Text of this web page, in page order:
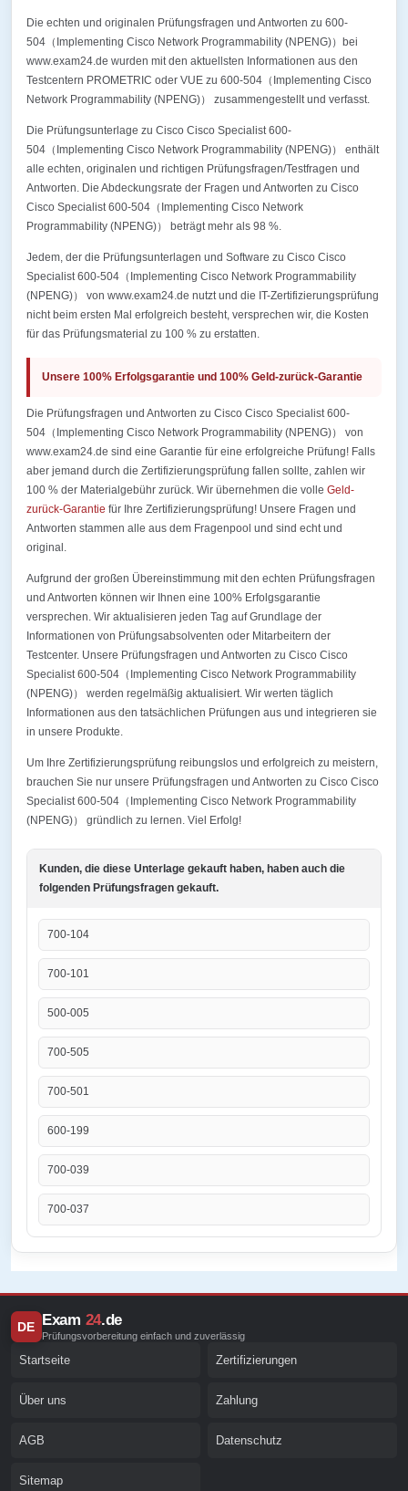
Die echten und originalen Prüfungsfragen und Antworten zu 600-
504（Implementing Cisco Network Programmability (NPENG)）bei
www.exam24.de wurden mit den aktuellsten Informationen aus den
Testcentern PROMETRIC oder VUE zu 600-504（Implementing Cisco
Network Programmability (NPENG)） zusammengestellt und verfasst.
Die Prüfungsunterlage zu Cisco Cisco Specialist 600-
504（Implementing Cisco Network Programmability (NPENG)） enthält
alle echten, originalen und richtigen Prüfungsfragen/Testfragen und
Antworten. Die Abdeckungsrate der Fragen und Antworten zu Cisco
Cisco Specialist 600-504（Implementing Cisco Network
Programmability (NPENG)） beträgt mehr als 98 %.
Jedem, der die Prüfungsunterlagen und Software zu Cisco Cisco
Specialist 600-504（Implementing Cisco Network Programmability
(NPENG)） von www.exam24.de nutzt und die IT-Zertifizierungsprüfung
nicht beim ersten Mal erfolgreich besteht, versprechen wir, die Kosten
für das Prüfungsmaterial zu 100 % zu erstatten.
Unsere 100% Erfolgsgarantie und 100% Geld-zurück-Garantie
Die Prüfungsfragen und Antworten zu Cisco Cisco Specialist 600-
504（Implementing Cisco Network Programmability (NPENG)） von
www.exam24.de sind eine Garantie für eine erfolgreiche Prüfung! Falls
aber jemand durch die Zertifizierungsprüfung fallen sollte, zahlen wir
100 % der Materialgebühr zurück. Wir übernehmen die volle Geld-
zurück-Garantie für Ihre Zertifizierungsprüfung! Unsere Fragen und
Antworten stammen alle aus dem Fragenpool und sind echt und
original.
Aufgrund der großen Übereinstimmung mit den echten Prüfungsfragen
und Antworten können wir Ihnen eine 100% Erfolgsgarantie
versprechen. Wir aktualisieren jeden Tag auf Grundlage der
Informationen von Prüfungsabsolventen oder Mitarbeitern der
Testcenter. Unsere Prüfungsfragen und Antworten zu Cisco Cisco
Specialist 600-504（Implementing Cisco Network Programmability
(NPENG)） werden regelmäßig aktualisiert. Wir werten täglich
Informationen aus den tatsächlichen Prüfungen aus und integrieren sie
in unsere Produkte.
Um Ihre Zertifizierungsprüfung reibungslos und erfolgreich zu meistern,
brauchen Sie nur unsere Prüfungsfragen und Antworten zu Cisco Cisco
Specialist 600-504（Implementing Cisco Network Programmability
(NPENG)） gründlich zu lernen. Viel Erfolg!
Kunden, die diese Unterlage gekauft haben, haben auch die
folgenden Prüfungsfragen gekauft.
700-104
700-101
500-005
700-505
700-501
600-199
700-039
700-037
DE Exam 24.de
Prüfungsvorbereitung einfach und zuverlässig
Startseite Zertifizierungen
Über uns Zahlung
AGB Datenschutz
Sitemap